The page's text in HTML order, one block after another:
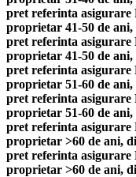
pret referinta asigurare
proprietar 41-50 de
pret referinta asigurare
proprietar 41-50 de
pret referinta asigurare
proprietar 51-60 de
pret referinta asigurare
proprietar 51-60 de
pret referinta asigurare
proprietar >60 de ani,
pret referinta asigurare
proprietar >60 de ani,